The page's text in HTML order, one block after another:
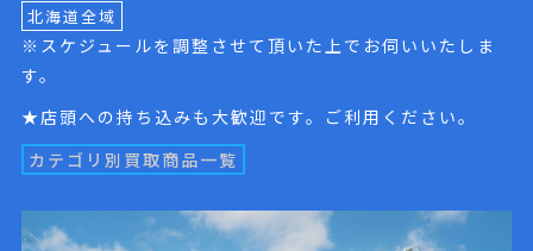
北海道全域
※スケジュールを調整させて頂いた上でお伺いいたしま
す。
★店頭への持ち込みも大歓迎です。ご利用ください。
カテゴリ別買取商品一覧